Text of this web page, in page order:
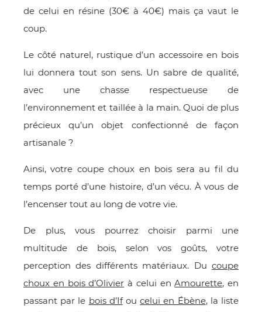
de celui en résine (30€ à 40€) mais ça vaut le
coup.
Le côté naturel, rustique d’un accessoire en bois
lui donnera tout son sens. Un sabre de qualité,
avec une chasse respectueuse de
l’environnement et taillée à la main. Quoi de plus
précieux qu’un objet confectionné de façon
artisanale ?
Ainsi, votre coupe choux en bois sera au fil du
temps porté d’une histoire, d’un vécu. À vous de
l’encenser tout au long de votre vie.
De plus, vous pourrez choisir parmi une
multitude de bois, selon vos goûts, votre
perception des différents matériaux. Du coupe
choux en bois d’Olivier à celui enAmourette, en
passant par le bois d’Ifoucelui en Ébène, la liste